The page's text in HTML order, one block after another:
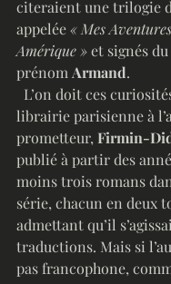
citeraient une trilogie
appelée « Mes
Amérique » et signés
prénom Armand.
librairie parisienne à
prometteur, Firmin-
publié à partir des
moins trois romans
série, chacun en deux
admettant qu’il
traductions. Mais si
pas francophone,